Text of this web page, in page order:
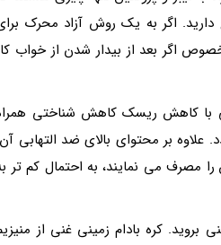
اگر به یک روش آزاد محرک
اگر بعد از بیدار شدن از خواب
با کاهش ریسک کاهش شناختی
علاوه بر محتوای بالای ضد التهابی
مصرف می نمایند، به احتمال کم تر
بروید. کره بادام زمینی غنی از